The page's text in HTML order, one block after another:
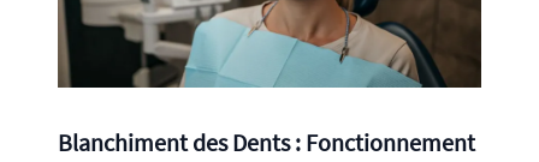
Blanchiment des Dents : Fonctionnement